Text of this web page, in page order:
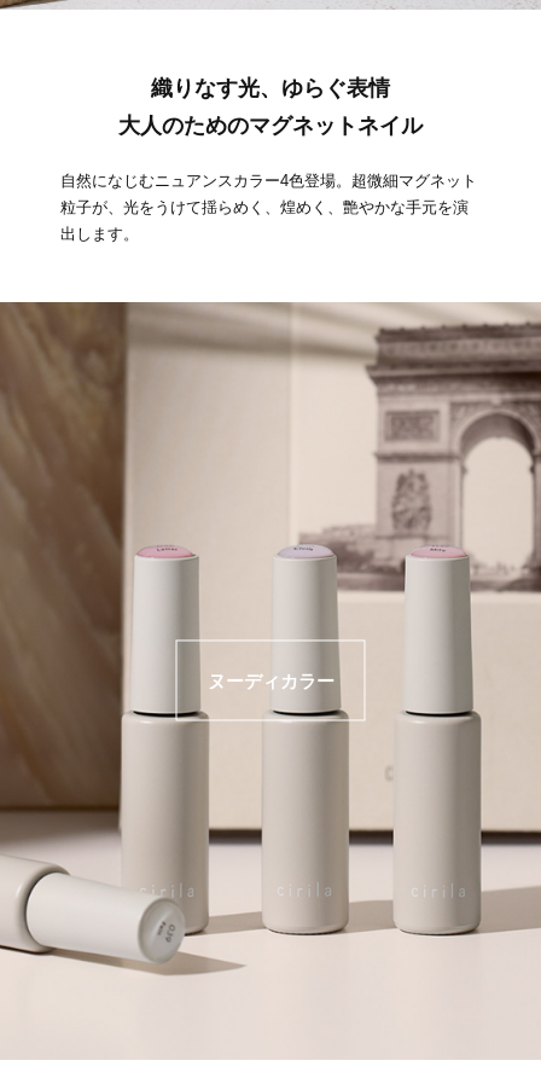
織りなす光、ゆらぐ表情
大人のためのマグネットネイル
自然になじむニュアンスカラー4色登場。超微細マグネット
粒子が、光をうけて揺らめく、煌めく、艶やかな手元を演
出します。
ヌーディカラー